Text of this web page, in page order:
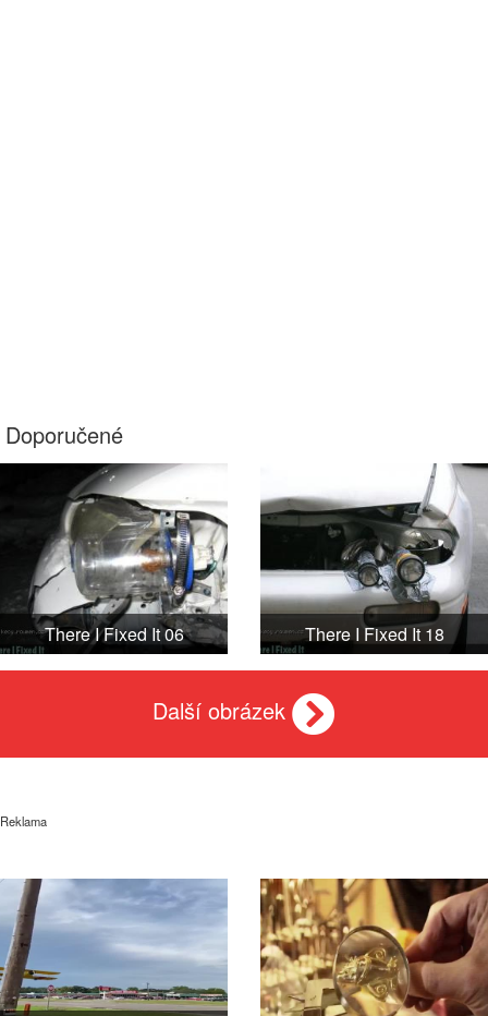
Doporučené
There I Fixed It 06 There I Fixed It 18
Další obrázek
Reklama